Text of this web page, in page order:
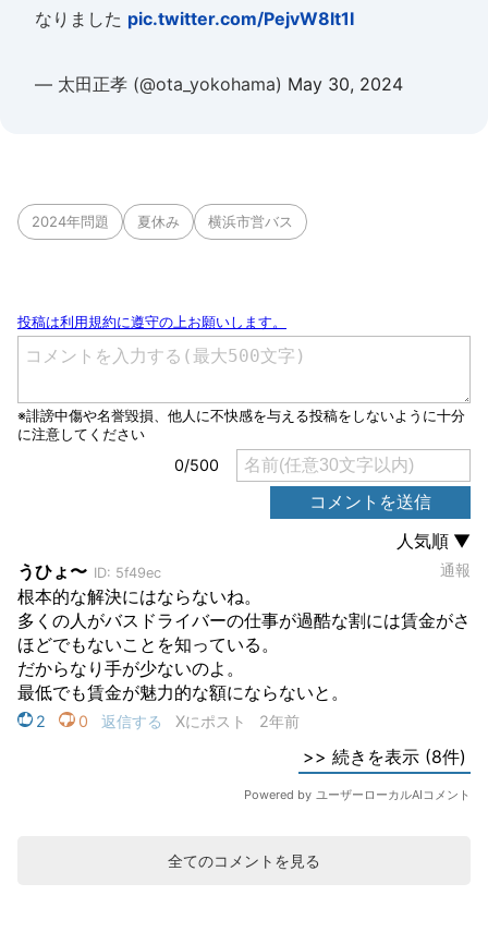
なりました pic.twitter.com/PejvW8lt1I
— 太田正孝 (@ota_yokohama) May 30, 2024
2024年問題 夏休み 横浜市営バス
全てのコメントを見る